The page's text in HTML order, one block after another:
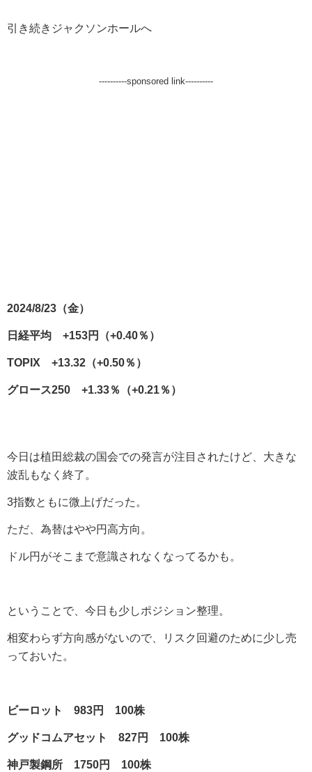
引き続きジャクソンホールへ
----------sponsored link----------
2024/8/23（金）
日経平均 +153円（+0.40％）
TOPIX +13.32（+0.50％）
グロース250 +1.33％（+0.21％）
今日は植田総裁の国会での発言が注目されたけど、大きな
波乱もなく終了。
3指数ともに微上げだった。
ただ、為替はやや円高方向。
ドル円がそこまで意識されなくなってるかも。
ということで、今日も少しポジション整理。
相変わらず方向感がないので、リスク回避のために少し売
っておいた。
ビーロット 983円 100株
グッドコムアセット 827円 100株
神戸製鋼所 1750円 100株